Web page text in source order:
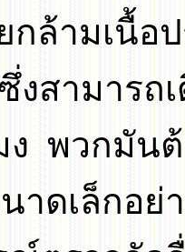
กล้ามเนื้อ
สามารถ
ง พวกมัน
าดเล็กอย่